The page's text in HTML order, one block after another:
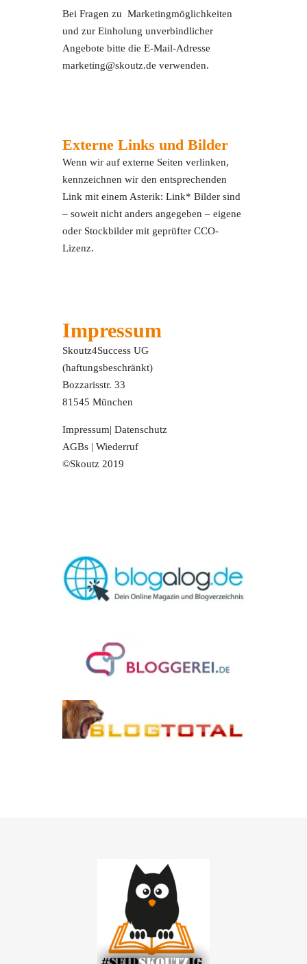
Bei Fragen zu Marketingmöglichkeiten
und zur Einholung unverbindlicher
Angebote bitte die E-Mail-Adresse
marketing@skoutz.de verwenden.
Externe Links und Bilder
Wenn wir auf externe Seiten verlinken,
kennzeichnen wir den entsprechenden
Link mit einem Asterik: Link* Bilder sind
– soweit nicht anders angegeben – eigene
oder Stockbilder mit geprüfter CCO-
Lizenz.
Impressum
Skoutz4Success UG
(haftungsbeschränkt)
Bozzarisstr. 33
81545 München
Impressum|Datenschutz
AGBs |Wiederruf
©Skoutz 2019